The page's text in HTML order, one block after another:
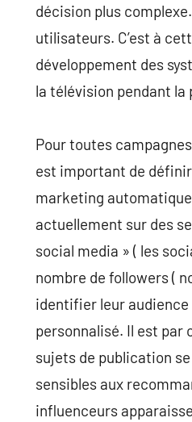
décision plus
utilisateurs. C’est à
développement des
la télévision pendant
Pour toutes
est important de définir
marketing
actuellement sur des
social media » ( les
nombre de followers (
identifier leur
personnalisé. Il est par
sujets de publication
sensibles aux
influenceurs